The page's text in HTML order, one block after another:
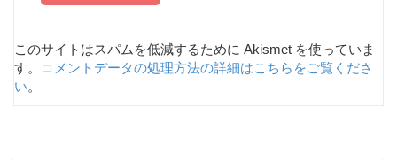
このサイトはスパムを低減するために Akismet を使っていま
す。
コメントデータの処理方法の詳細はこちらをご覧くださ
い。